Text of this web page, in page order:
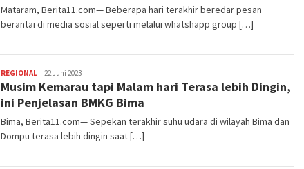
Mataram, Berita11.com— Beberapa hari terakhir beredar pesan
berantai di media sosial seperti melalui whatshapp group […]
REGIONAL Redaksi
22 Juni 2023
Musim Kemarau tapi Malam hari Terasa lebih Dingin,
ini Penjelasan BMKG Bima
Bima, Berita11.com— Sepekan terakhir suhu udara di wilayah Bima dan
Dompu terasa lebih dingin saat […]